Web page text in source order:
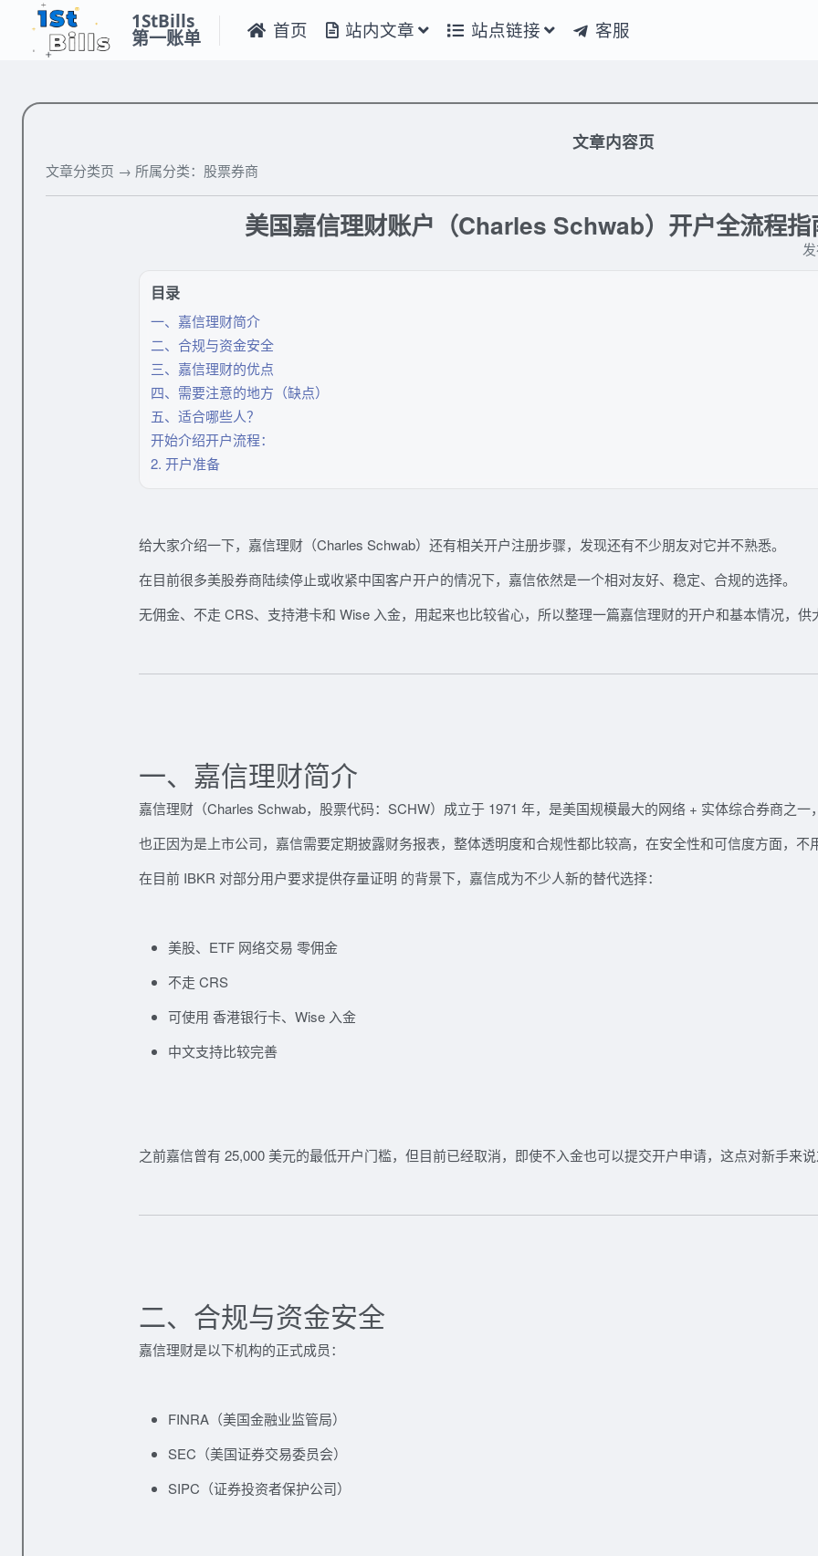
1StBills
第一账单 首页 站内文章 站点链接 客服
文章内容页
文章分类页 → 所属分类：股票券商
美国嘉信理财账户（Charles Schwab）开户全流程指
目录
一、嘉信理财简介
二、合规与资金安全
三、嘉信理财的优点
四、需要注意的地方（缺点）
五、适合哪些人？
开始介绍开户流程：
2. 开户准备
给大家介绍一下，嘉信理财（Charles Schwab）还有相关开户注册步骤， 发现还有不少朋友对它并不熟悉。
在目前很多美股券商陆续停止或收紧中国客户开户的情况下，嘉信依然是一个相对友好、稳定、合规的选择。
无佣金、不走 CRS、支持港卡和 Wise 入金，用起来也比较省心，所以整理一篇嘉信理财的开户和基本情况，供
一、嘉信理财简介
嘉信理财（Charles Schwab，股票代码：SCHW）成立于 1971 年，是美国规模最大的网络 + 实体综合券商之一
也正因为是上市公司，嘉信需要定期披露财务报表，整体透明度和合规性都比较高，在安全性和可信度方面，不
在目前 IBKR 对部分用户要求提供存量证明 的背景下，嘉信成为不少人新的替代选择：
美股、ETF 网络交易 零佣金
不走 CRS
可使用 香港银行卡、 Wise 入金
中文支持比较完善
之前嘉信曾有 25,000 美元的最低开户门槛，但目前已经取消，即使不入金也可以提交开户申请，这点对新手来
二、合规与资金安全
嘉信理财是以下机构的正式成员：
FINRA （美国金融业监管局）
SEC （美国证券交易委员会）
SIPC （证券投资者保护公司）